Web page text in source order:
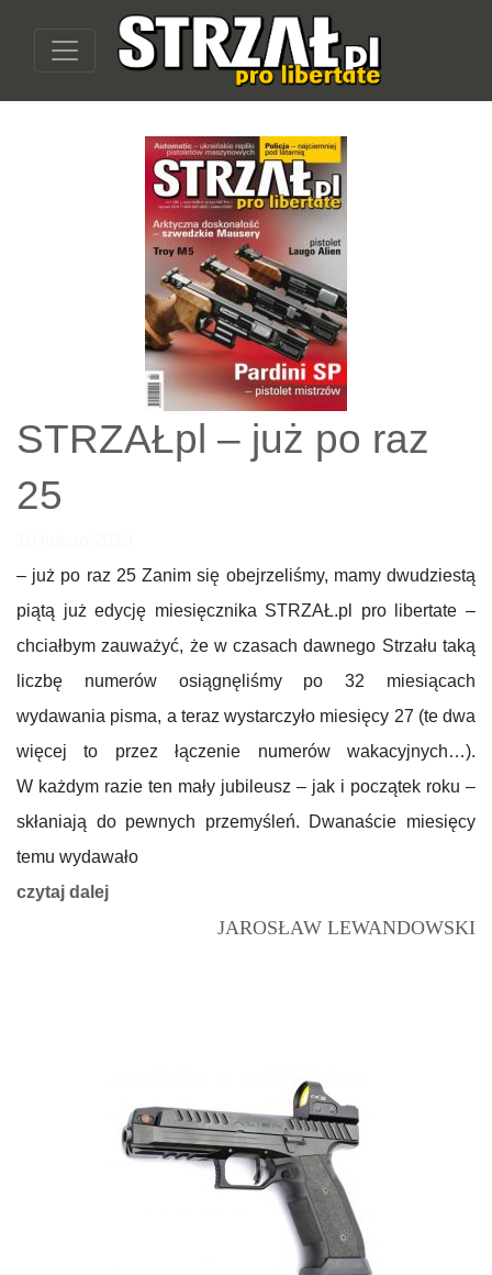
STRZAŁpl – już po raz
25
– już po raz 25 Zanim się obejrzeliśmy, mamy dwudziestą
piątą już edycję miesięcznika STRZAŁ.pl pro libertate –
chciałbym zauważyć, że w czasach dawnego Strzału taką
liczbę numerów osiągnęliśmy po 32 miesiącach
wydawania pisma, a teraz wystarczyło miesięcy 27 (te dwa
więcej to przez łączenie numerów wakacyjnych…).
W każdym razie ten mały jubileusz – jak i początek roku –
skłaniają do pewnych przemyśleń. Dwanaście miesięcy
temu wydawało
czytaj dalej
JAROSŁAW LEWANDOWSKI